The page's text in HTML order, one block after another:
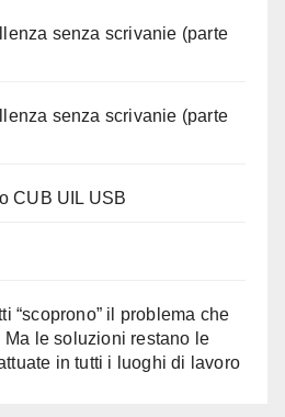
senza scrivanie (parte
senza scrivanie (parte
CUB UIL USB
“scoprono” il problema che
le soluzioni restano le
in tutti i luoghi di lavoro